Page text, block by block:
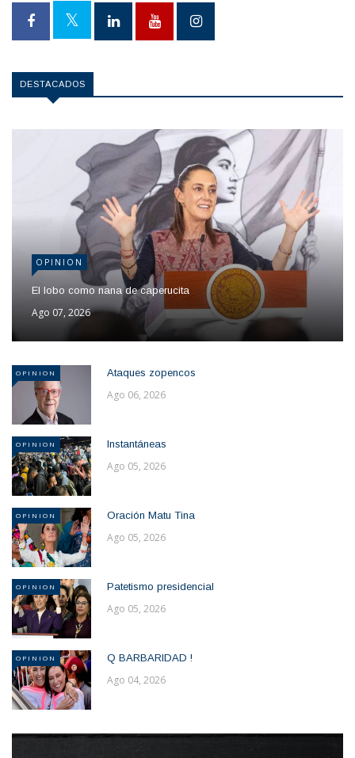
DESTACADOS
OPINION
El lobo como nana de caperucita
Ago 07, 2026
OPINION Ataques zopencos
Ago 06, 2026
OPINION Instantáneas
Ago 05, 2026
OPINION Oración Matu Tina
Ago 05, 2026
OPINION Patetismo presidencial
Ago 05, 2026
OPINION Q BARBARIDAD !
Ago 04, 2026